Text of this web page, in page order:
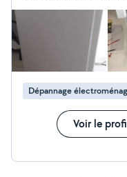
votre problématique.
Dépannage
Voir le